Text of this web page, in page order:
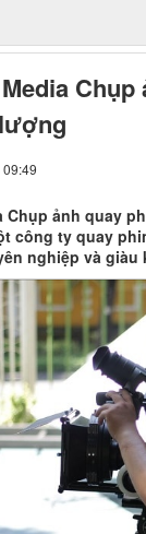
Chụp ảnh quay
công ty quay
nghiệp và giàu